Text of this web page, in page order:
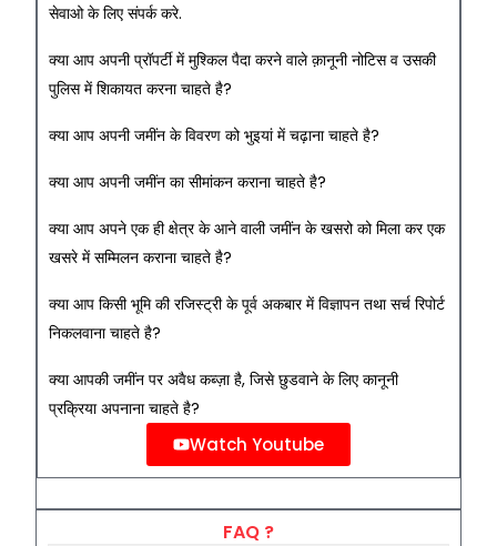
सेवाओ के लिए संपर्क करे.
क्या आप अपनी प्रॉपर्टी में मुश्किल पैदा करने वाले क़ानूनी नोटिस व उसकी
पुलिस में शिकायत करना चाहते है?
क्या आप अपनी जमींन के विवरण को भुइयां में चढ़ाना चाहते है?
क्या आप अपनी जमींन का सीमांकन कराना चाहते है?
क्या आप अपने एक ही क्षेत्र के आने वाली जमींन के खसरो को मिला कर एक
खसरे में सम्मिलन कराना चाहते है?
क्या आप किसी भूमि की रजिस्ट्री के पूर्व अकबार में विज्ञापन तथा सर्च रिपोर्ट
निकलवाना चाहते है?
क्या आपकी जमींन पर अवैध कब्ज़ा है, जिसे छुडवाने के लिए कानूनी
प्रक्रिया अपनाना चाहते है?
Watch Youtube
FAQ ?